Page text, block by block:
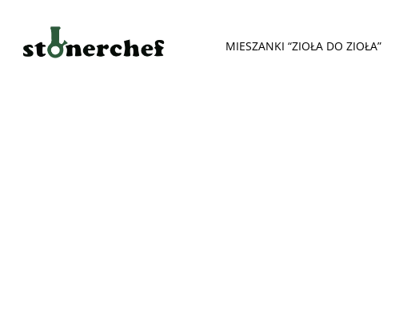
MIESZANKI “ZIOŁA DO ZIOŁA”